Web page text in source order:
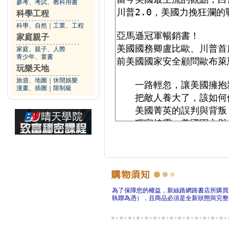
參考、考試、教科用書
科學工程
科學、自然 工業、工程
家庭親子
家庭、親子、人際
青少年、童書
玩樂天地
旅遊、地圖
休閒娛樂
漫畫、插圖
限制級
為了保障您的權益，新絲路網路書店所購
執聯為憑），且商品必須是全新狀態與完